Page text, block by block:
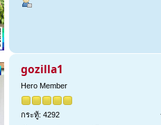
gozilla1
Hero Member
กระทู้: 4292